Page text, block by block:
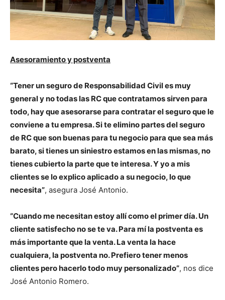
Asesoramiento y postventa
“Tener un seguro de Responsabilidad Civil es muy
general y no todas las RC que contratamos sirven para
todo, hay que asesorarse para contratar el seguro que le
conviene a tu empresa. Si te elimino partes del seguro
de RC que son buenas para tu negocio para que sea más
barato, si tienes un siniestro estamos en las mismas, no
tienes cubierto la parte que te interesa. Y yo a mis
clientes se lo explico aplicado a su negocio, lo que
necesita”, asegura José Antonio.
“Cuando me necesitan estoy allí como el primer día. Un
cliente satisfecho no se te va. Para mí la postventa es
más importante que la venta. La venta la hace
cualquiera, la postventa no. Prefiero tener menos
clientes pero hacerlo todo muy personalizado”, nos dice
José Antonio Romero.